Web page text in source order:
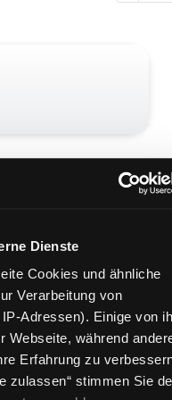
Dienste
Cookies und ähnliche
Verarbeitung von
Adressen). Einige von
Webseite, während
Erfahrung zu
zulassen“ stimmen Sie
lustigen
gesund! 1